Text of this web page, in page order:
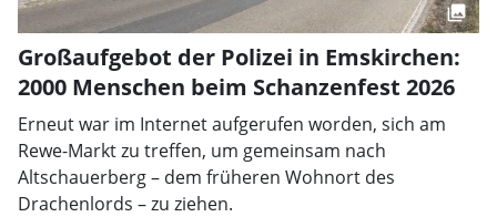
Großaufgebot der Polizei in Emskirchen:
2000 Menschen beim Schanzenfest 2026
Erneut war im Internet aufgerufen worden, sich am
Rewe-Markt zu treffen, um gemeinsam nach
Altschauerberg – dem früheren Wohnort des
Drachenlords – zu ziehen.